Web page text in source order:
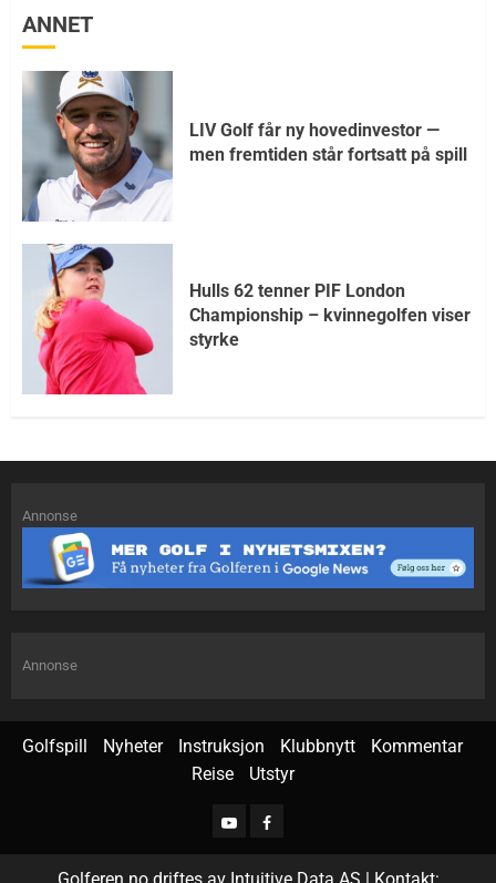
ANNET
LIV Golf får ny hovedinvestor —
men fremtiden står fortsatt på spill
Hulls 62 tenner PIF London
Championship – kvinnegolfen viser
styrke
Annonse
Annonse
Golfspill Nyheter Instruksjon Klubbnytt
Kommentar
Reise
Utstyr